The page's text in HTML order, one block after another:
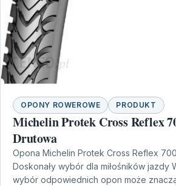
OPONY ROWEROWE PRODUKT
Michelin Protek Cross Reflex
Drutowa
Opona Michelin Protek Cross Reflex
Doskonały wybór dla miłośników jazdy
wybór odpowiednich opon może